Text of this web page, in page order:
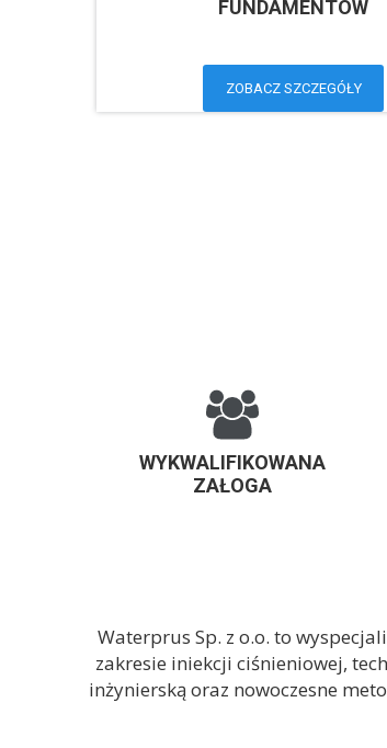
FUNDAMENTÓW
ZOBACZ SZCZEGÓŁY
WYKWALIFIKOWANA
ZAŁOGA
Waterprus Sp. z o.o. to
zakresie iniekcji ciśnieniowej,
inżynierską oraz nowoczesne